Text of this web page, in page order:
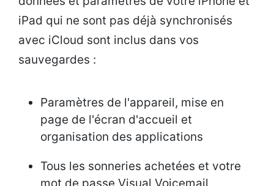
iPad qui ne sont pas déjà synchronisés
avec iCloud sont inclus dans vos
sauvegardes :
Paramètres de l'appareil, mise en
page de l'écran d'accueil et
organisation des applications
Tous les sonneries achetées et votre